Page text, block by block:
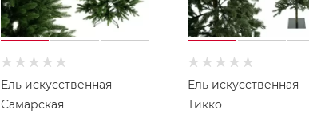
Ель искусственная
Самарская
Ель искусственная
Тикко